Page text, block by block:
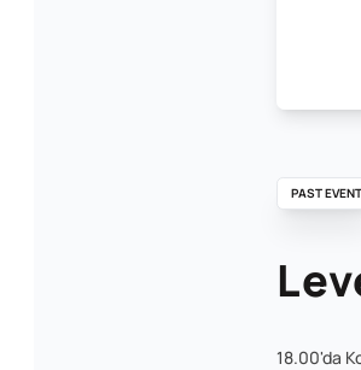
PAST EVENT
18.00'da